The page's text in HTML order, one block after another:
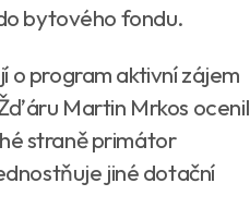
bytového fondu.
o program aktivní zájem
Martin Mrkos ocenil
straně primátor
jiné dotační